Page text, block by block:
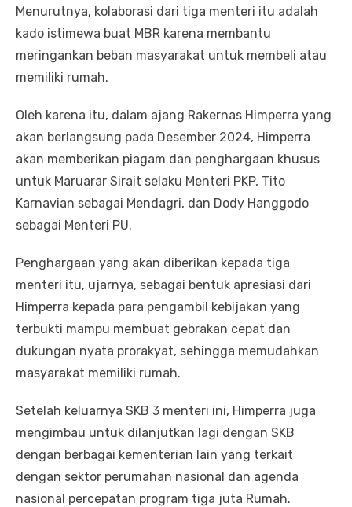
Menurutnya, kolaborasi dari tiga menteri itu adalah
kado istimewa buat MBR karena membantu
meringankan beban masyarakat untuk membeli atau
memiliki rumah.
Oleh karena itu, dalam ajang Rakernas Himperra yang
akan berlangsung pada Desember 2024, Himperra
akan memberikan piagam dan penghargaan khusus
untuk Maruarar Sirait selaku Menteri PKP, Tito
Karnavian sebagai Mendagri, dan Dody Hanggodo
sebagai Menteri PU.
Penghargaan yang akan diberikan kepada tiga
menteri itu, ujarnya, sebagai bentuk apresiasi dari
Himperra kepada para pengambil kebijakan yang
terbukti mampu membuat gebrakan cepat dan
dukungan nyata prorakyat, sehingga memudahkan
masyarakat memiliki rumah.
Setelah keluarnya SKB 3 menteri ini, Himperra juga
mengimbau untuk dilanjutkan lagi dengan SKB
dengan berbagai kementerian lain yang terkait
dengan sektor perumahan nasional dan agenda
nasional percepatan program tiga juta Rumah.